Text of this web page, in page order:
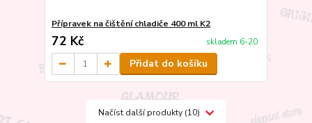
Přípravek na čištění chladiče 400 ml K2
72 Kč skladem 6-20
Přidat do košíku
Načíst další produkty (10)